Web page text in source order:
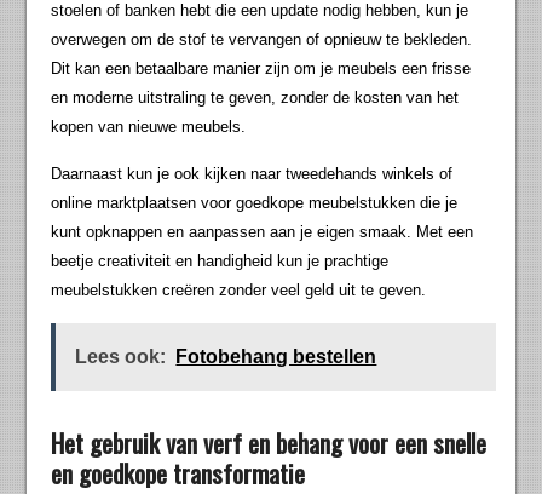
stoelen of banken hebt die een update nodig hebben, kun je
overwegen om de stof te vervangen of opnieuw te bekleden.
Dit kan een betaalbare manier zijn om je meubels een frisse
en moderne uitstraling te geven, zonder de kosten van het
kopen van nieuwe meubels.
Daarnaast kun je ook kijken naar tweedehands winkels of
online marktplaatsen voor goedkope meubelstukken die je
kunt opknappen en aanpassen aan je eigen smaak. Met een
beetje creativiteit en handigheid kun je prachtige
meubelstukken creëren zonder veel geld uit te geven.
Lees ook: Fotobehang bestellen
Het gebruik van verf en behang voor een snelle
en goedkope transformatie